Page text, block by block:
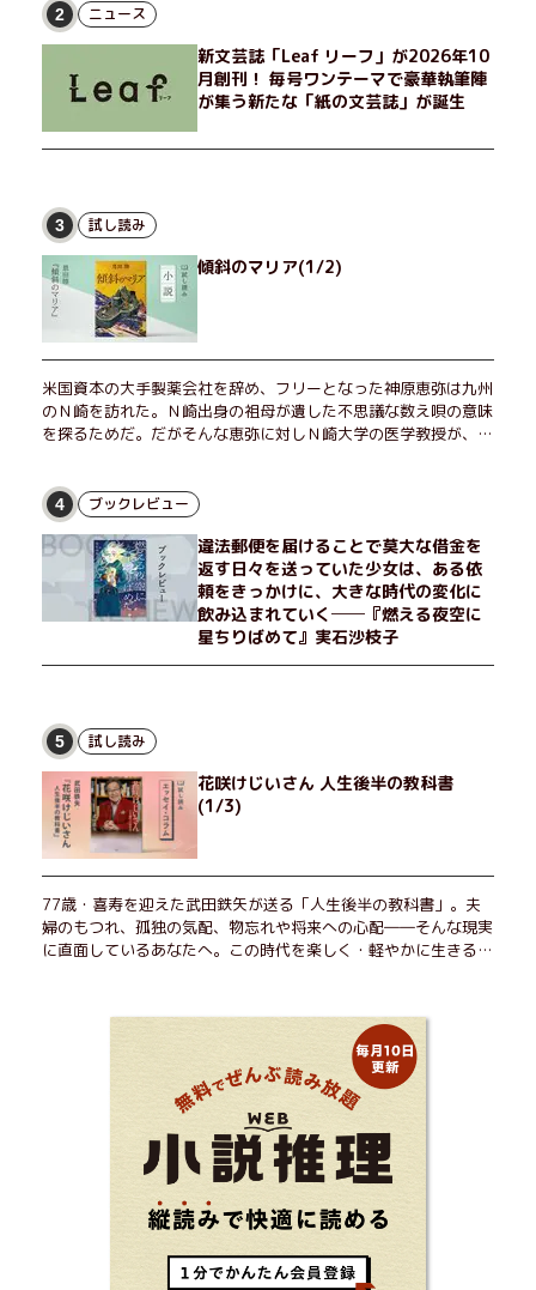
げたり、部屋でふたりだけの「台湾映画祭」を催したり。50代
独身、幼なじみの変わらぬ友情とささやかな幸せの日々を描く。
2 ニュース
新文芸誌「Leaf リーフ」が2026年10
月創刊！ 毎号ワンテーマで豪華執筆陣
が集う新たな「紙の文芸誌」が誕生
3 試し読み
傾斜のマリア(1/2)
米国資本の大手製薬会社を辞め、フリーとなった神原恵弥は九州
のＮ崎を訪れた。Ｎ崎出身の祖母が遺した不思議な数え唄の意味
を探るためだ。だがそんな恵弥に対しＮ崎大学の医学教授が、米
恵弥は、まるで影のような存在の博士とまみえることはできるの
か？ そして、唄の歌詞「かたむくマリア」に込められた秘密と
は？ 謎めいたラストが鮮烈な余韻を残すシリーズ第四作！
4 ブックレビュー
違法郵便を届けることで莫大な借金を
返す日々を送っていた少女は、ある依
頼をきっかけに、大きな時代の変化に
飲み込まれていく──『燃える夜空に
星ちりばめて』実石沙枝子
5 試し読み
花咲けじいさん 人生後半の教科書
(1/3)
77歳・喜寿を迎えた武田鉄矢が送る「人生後半の教科書」。夫
婦のもつれ、孤独の気配、物忘れや将来への心配――そんな現実
に直面しているあなたへ。この時代を楽しく・軽やかに生きるヒ
ら！ 読むだけで前向きになれる一冊。